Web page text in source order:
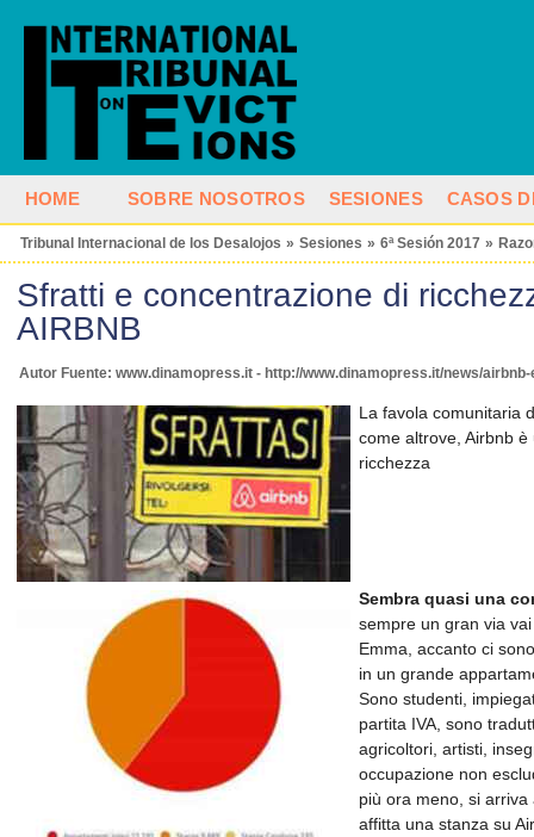
HOME SOBRE NOSOTROS SESIONES CASOS
Tribunal Internacional de los Desalojos » Sesiones » 6ª Sesión 2017 »
Sfratti e concentrazione di
AIRBNB
Autor Fuente: www.dinamopress.it - http://www.dinamopress.it/news/
La favola comunitaria
come altrove, Airbnb
ricchezza
Sembra quasi una
sempre un gran via
Emma, accanto ci
in un grande
Sono studenti,
partita IVA, sono
agricoltori, artisti,
occupazione non
più ora meno, si
affitta una stanza su